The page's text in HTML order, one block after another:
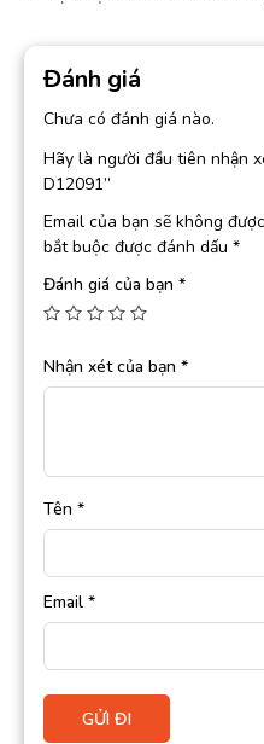
Đánh giá
Chưa có đánh giá nào.
Hãy là người đầu tiên nhận
D12091”
Email của bạn sẽ không
bắt buộc được đánh dấu *
Đánh giá của bạn *
Nhận xét của bạn *
Tên *
Email *